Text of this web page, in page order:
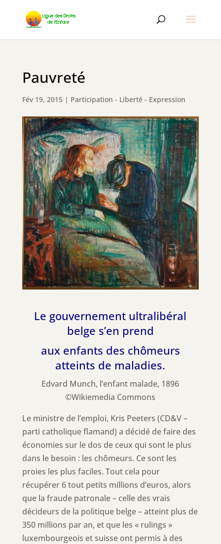
Pauvreté
Fév 19, 2015| Participation - Liberté - Expression
Le gouvernement ultralibéral
belge s’en prend
aux enfants des chômeurs
atteints de maladies.
Edvard Munch, l’enfant malade, 1896
©Wikiemedia Commons
Le ministre de l’emploi, Kris Peeters (CD&V –
parti catholique flamand) a décidé de faire des
économies sur le dos de ceux qui sont le plus
dans le besoin : les chômeurs. Ce sont les
proies les plus faciles. Tout cela pour
récupérer 6 tout petits millions d’euros, alors
que la fraude patronale – celle des vrais
décideurs de la politique belge – atteint plus de
350 millions par an, et que les « rulings »
luxembourgeois et suisse ont permis à des